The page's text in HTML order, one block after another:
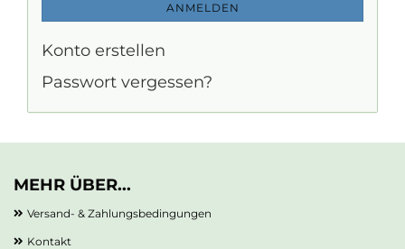
ANMELDEN
Konto erstellen
Passwort vergessen?
MEHR ÜBER...
Versand- & Zahlungsbedingungen
Kontakt